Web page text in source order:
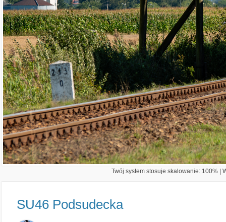
Twój system stosuje skalowanie: 100% |
SU46 Podsudecka